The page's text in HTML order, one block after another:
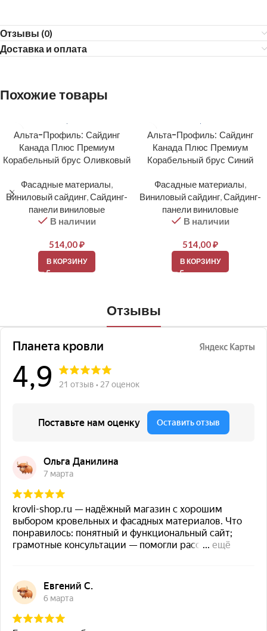
Отзывы (0)
Доставка и оплата
Похожие товары
Альта-Профиль: Сайдинг
Канада Плюс Премиум
Корабельный брус Оливковый
Фасадные материалы,
Виниловый сайдинг,Сайдинг-
панели виниловые
В наличии
514,00₽
В КОРЗИНУ
Альта-Профиль: Сайдинг
Канада Плюс Премиум
Корабельный брус Синий
Фасадные материалы,
Виниловый сайдинг,Сайдинг-
панели виниловые
В наличии
514,00₽
В КОРЗИНУ
Отзывы